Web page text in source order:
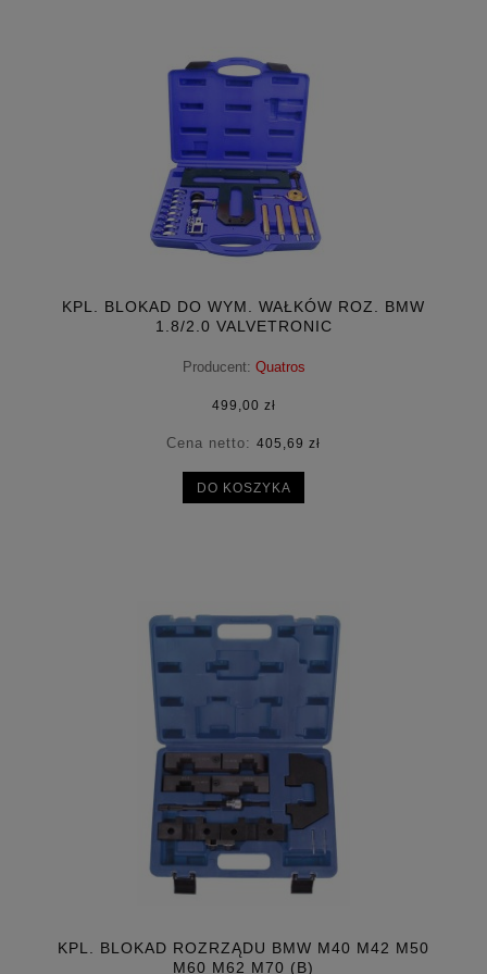
KPL. BLOKAD DO WYM. WAŁKÓW ROZ. BMW
1.8/2.0 VALVETRONIC
Producent: Quatros
499,00 zł
Cena netto: 405,69 zł
DO KOSZYKA
KPL. BLOKAD ROZRZĄDU BMW M40 M42 M50
M60 M62 M70 (B)